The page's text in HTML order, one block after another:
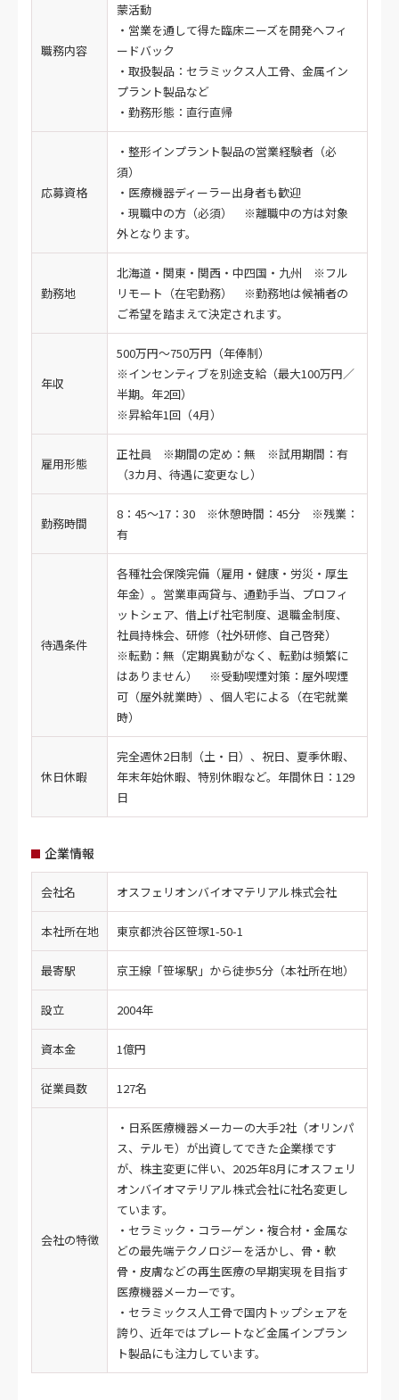
職務内容
蒙活動
・営業を通して得た臨床ニーズを開発へフィ
ードバック
・取扱製品：セラミックス人工骨、金属イン
プラント製品など
・勤務形態：直行直帰
応募資格
・整形インプラント製品の営業経験者（必
須）
・医療機器ディーラー出身者も歓迎
・現職中の方（必須） ※離職中の方は対象
外となります。
勤務地
北海道・関東・関西・中四国・九州 ※フル
リモート（在宅勤務） ※勤務地は候補者の
ご希望を踏まえて決定されます。
年収
500万円～750万円（年俸制）
※インセンティブを別途支給（最大100万円／
半期。年2回）
※昇給年1回（4月）
雇用形態
正社員 ※期間の定め：無 ※試用期間：有
（3カ月、待遇に変更なし）
勤務時間
8：45～17：30 ※休憩時間：45分 ※残業：
有
待遇条件
各種社会保険完備（雇用・健康・労災・厚生
年金）。営業車両貸与、通勤手当、プロフィ
ットシェア、借上げ社宅制度、退職金制度、
社員持株会、研修（社外研修、自己啓発）
※転勤：無（定期異動がなく、転勤は頻繁に
はありません） ※受動喫煙対策：屋外喫煙
可（屋外就業時）、個人宅による（在宅就業
時）
休日休暇
完全週休2日制（土・日）、祝日、夏季休暇、
年末年始休暇、特別休暇など。年間休日：129
日
企業情報
会社名 オスフェリオンバイオマテリアル株式会社
本社所在地 東京都渋谷区笹塚1-50-1
最寄駅 京王線「笹塚駅」から徒歩5分（本社所在地）
設立 2004年
資本金 1億円
従業員数 127名
会社の特徴
・日系医療機器メーカーの大手2社（オリンパ
ス、テルモ）が出資してできた企業様です
が、株主変更に伴い、2025年8月にオスフェリ
オンバイオマテリアル株式会社に社名変更し
ています。
・セラミック・コラーゲン・複合材・金属な
どの最先端テクノロジーを活かし、骨・軟
骨・皮膚などの再生医療の早期実現を目指す
医療機器メーカーです。
・セラミックス人工骨で国内トップシェアを
誇り、近年ではプレートなど金属インプラン
ト製品にも注力しています。